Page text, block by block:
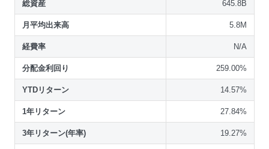
総資産 645.8B
月平均出来高 5.8M
経費率 N/A
分配金利回り 259.00%
YTDリターン 14.57%
1年リターン 27.84%
3年リターン(年率) 19.27%